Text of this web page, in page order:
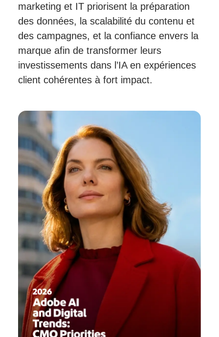
marketing et IT priorisent la préparation
des données, la scalabilité du contenu et
des campagnes, et la confiance envers la
marque afin de transformer leurs
investissements dans l’IA en expériences
client cohérentes à fort impact.